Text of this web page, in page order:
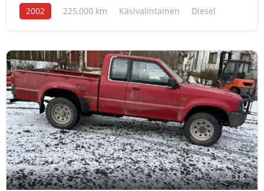
2002 225,000 km Käsivalintainen Diesel
18